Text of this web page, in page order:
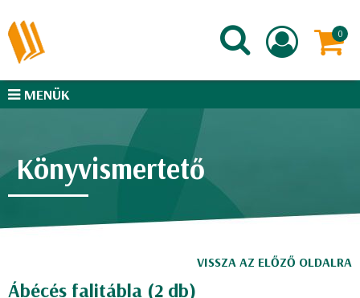
MENÜK
Könyvismertető
VISSZA AZ ELŐZŐ OLDALRA
Ábécés falitábla (2 db)